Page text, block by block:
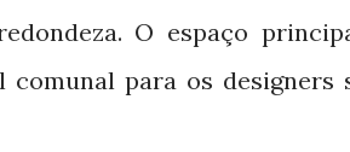
O espaço
para os designers